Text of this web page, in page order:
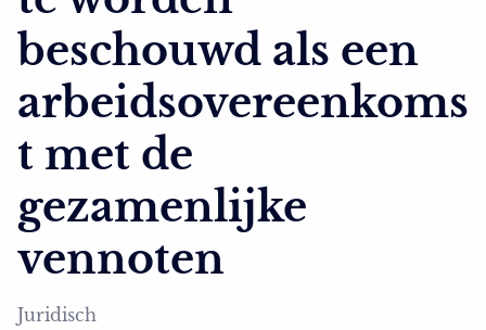
beschouwd als een
arbeidsovereenkoms
t met de
gezamenlijke
vennoten
Juridisch